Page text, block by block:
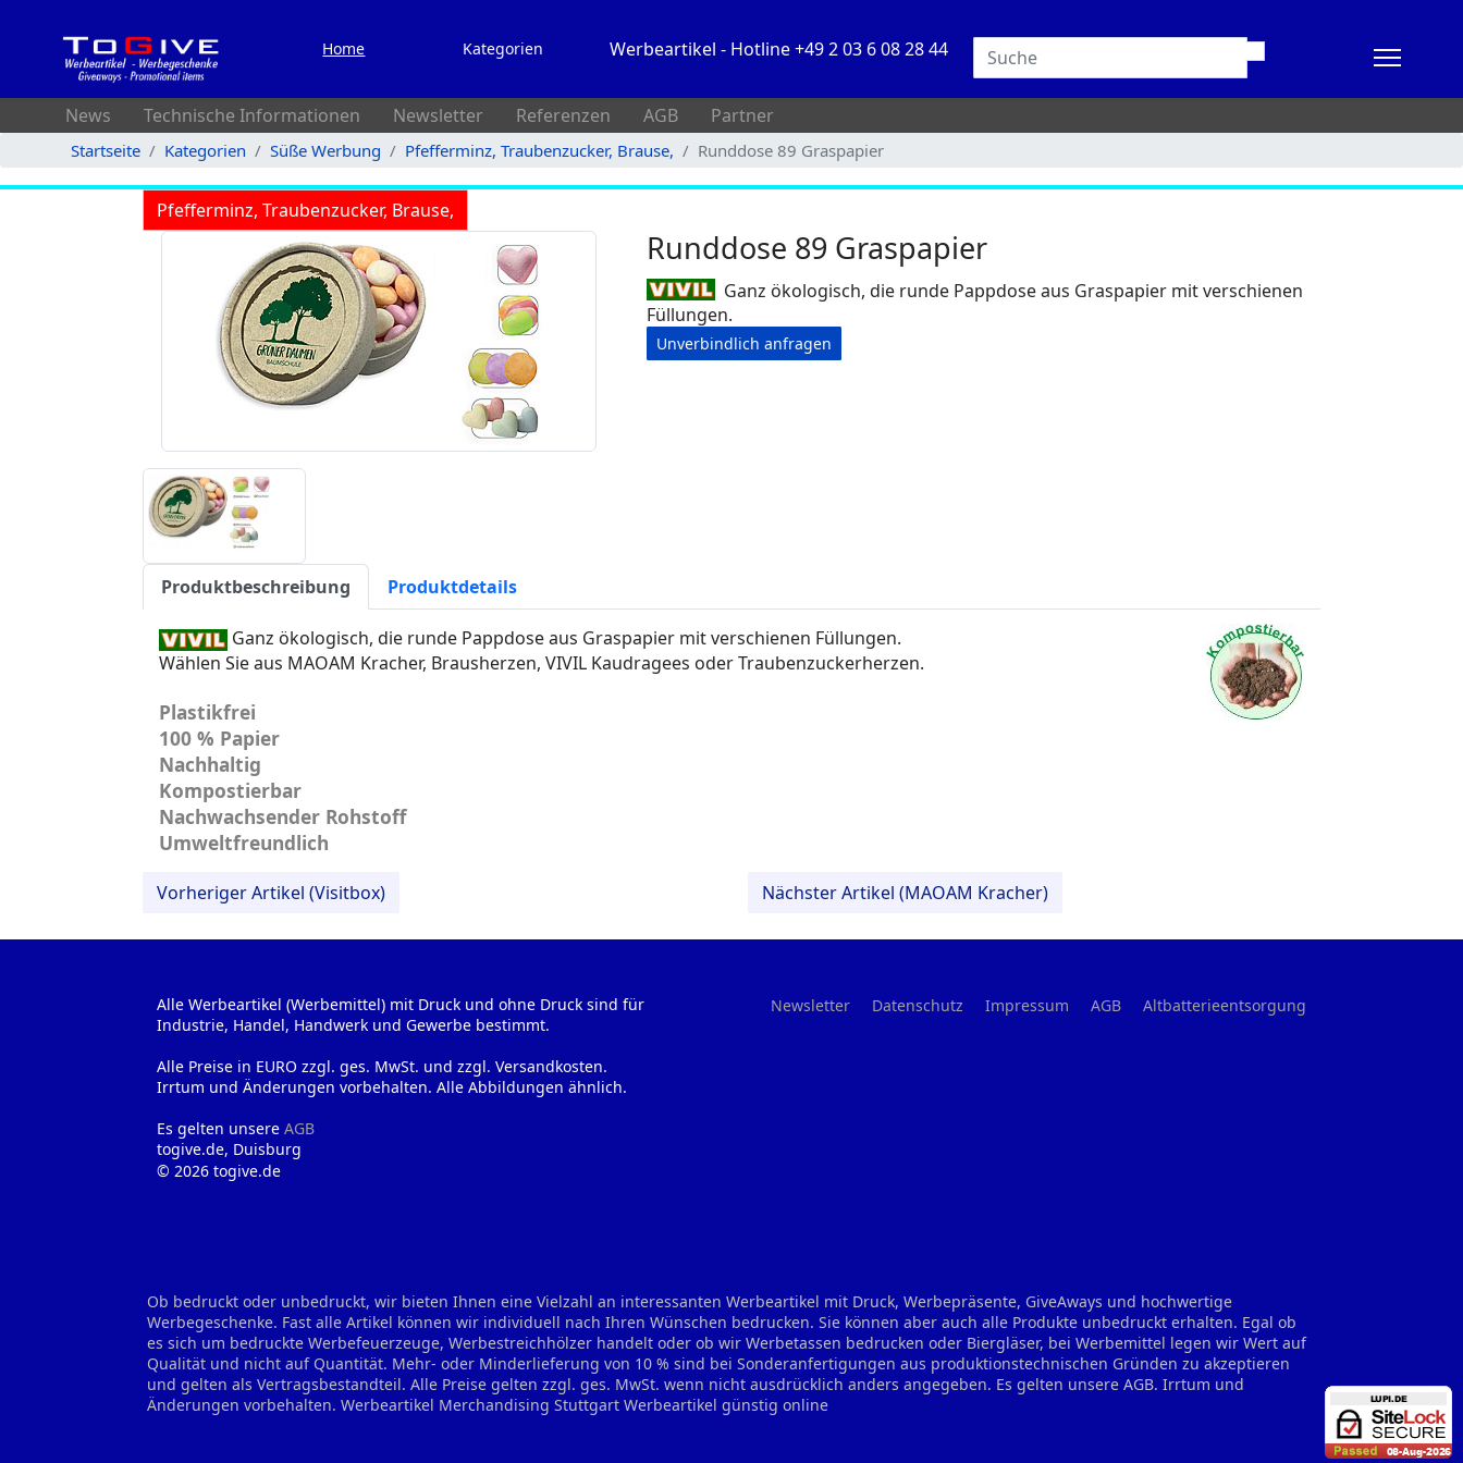
Home Kategorien Werbeartikel - Hotline +49 2 03 6 08 28 44
News Technische Informationen Newsletter Referenzen AGB Partner
Startseite Kategorien Süße Werbung Pfefferminz, Traubenzucker, Brause, Runddose 89 Graspapier
Pfefferminz, Traubenzucker, Brause,
Runddose 89 Graspapier
Ganz ökologisch, die runde Pappdose aus Graspapier mit verschienen
Füllungen.
Unverbindlich anfragen
Produktbeschreibung Produktdetails
Ganz ökologisch, die runde Pappdose aus Graspapier mit verschienen Füllungen.
Wählen Sie aus MAOAM Kracher, Brausherzen, VIVIL Kaudragees oder Traubenzuckerherzen.
Plastikfrei
100 % Papier
Nachhaltig
Kompostierbar
Nachwachsender Rohstoff
Umweltfreundlich
Vorheriger Artikel (Visitbox) Nächster Artikel (MAOAM Kracher)
Alle Werbeartikel (Werbemittel) mit Druck und ohne Druck sind für
Industrie, Handel, Handwerk und Gewerbe bestimmt.
Alle Preise in EURO zzgl. ges. MwSt. und zzgl. Versandkosten.
Irrtum und Änderungen vorbehalten. Alle Abbildungen ähnlich.
Es gelten unsere AGB
togive.de, Duisburg
© 2026 togive.de
Newsletter Datenschutz Impressum AGB Altbatterieentsorgung
Ob bedruckt oder unbedruckt, wir bieten Ihnen eine Vielzahl an interessanten Werbeartikel mit Druck, Werbepräsente, GiveAways und hochwertige
Werbegeschenke. Fast alle Artikel können wir individuell nach Ihren Wünschen bedrucken. Sie können aber auch alle Produkte unbedruckt erhalten. Egal ob
es sich um bedruckte Werbefeuerzeuge, Werbestreichhölzer handelt oder ob wir Werbetassen bedrucken oder Biergläser, bei Werbemittel legen wir Wert auf
Qualität und nicht auf Quantität. Mehr- oder Minderlieferung von 10 % sind bei Sonderanfertigungen aus produktionstechnischen Gründen zu akzeptieren
und gelten als Vertragsbestandteil. Alle Preise gelten zzgl. ges. MwSt. wenn nicht ausdrücklich anders angegeben. Es gelten unsere AGB. Irrtum und
Änderungen vorbehalten. Werbeartikel Merchandising Stuttgart Werbeartikel günstig online